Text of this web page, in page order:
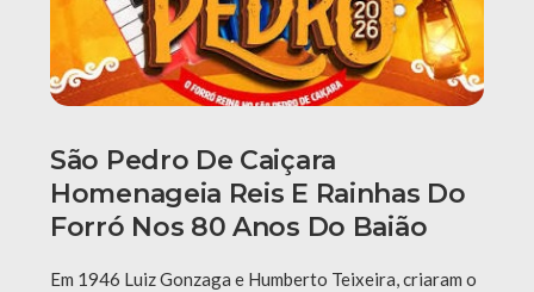
São Pedro De Caiçara
Homenageia Reis E Rainhas Do
Forró Nos 80 Anos Do Baião
Em 1946 Luiz Gonzaga e Humberto Teixeira, criaram o